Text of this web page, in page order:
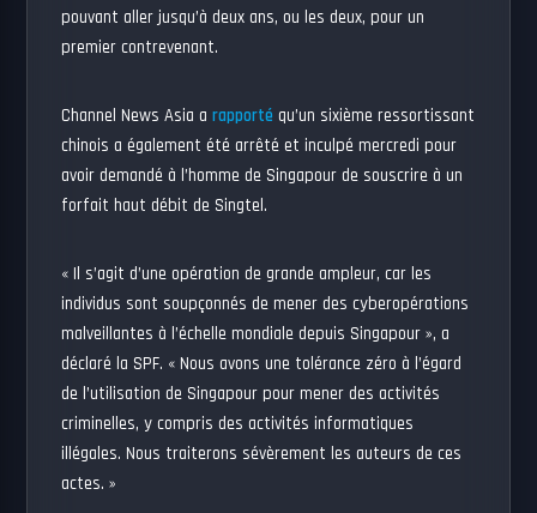
pouvant aller jusqu’à deux ans, ou les deux, pour un
premier contrevenant.
Channel News Asia arapporté qu’un sixième ressortissant
chinois a également été arrêté et inculpé mercredi pour
avoir demandé à l’homme de Singapour de souscrire à un
forfait haut débit de Singtel.
« Il s’agit d’une opération de grande ampleur, car les
individus sont soupçonnés de mener des cyberopérations
malveillantes à l’échelle mondiale depuis Singapour », a
déclaré la SPF. « Nous avons une tolérance zéro à l’égard
de l’utilisation de Singapour pour mener des activités
criminelles, y compris des activités informatiques
illégales. Nous traiterons sévèrement les auteurs de ces
actes. »